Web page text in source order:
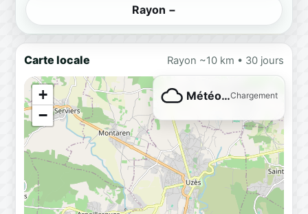
Rayon −
Carte locale Rayon ~10 km • 30 jours
+
−
Météo…Chargement